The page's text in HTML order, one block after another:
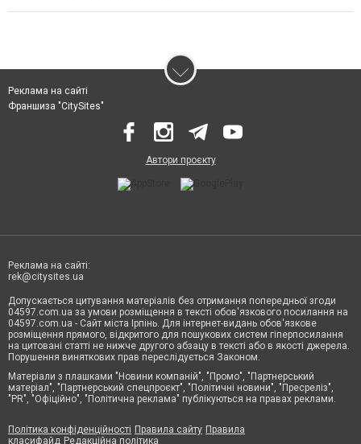
Реклама на сайті
Франшиза "CitySites"
Автори проєкту
Реклама на сайті:
rek@citysites.ua
Допускається цитування матеріалів без отримання попередньої згоди
04597.com.ua за умови розміщення в тексті обов'язкового посилання на
04597.com.ua - Сайт міста Ірпінь. Для інтернет-видань обов'язкове
розміщення прямого, відкритого для пошукових систем гіперпосилання
на цитовані статті не нижче другого абзацу в тексті або в якості джерела.
Порушення виняткових прав переслідується Законом.
Матеріали з плашками "Новини компаній", "Промо", "Партнерський
матеріал", "Партнерський спецпроєкт", "Політичні новини", "Пресреліз",
"PR", "Офіційно", "Політична реклама" публікуються на правах реклами.
Політика конфіденційності Правила сайту Правила
класифайд Редакційна політика